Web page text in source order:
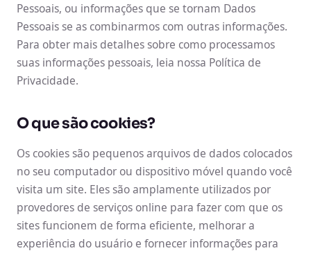
Pessoais, ou informações que se tornam Dados
Pessoais se as combinarmos com outras informações.
Para obter mais detalhes sobre como processamos
suas informações pessoais, leia nossa Política de
Privacidade.
O que são cookies?
Os cookies são pequenos arquivos de dados colocados
no seu computador ou dispositivo móvel quando você
visita um site. Eles são amplamente utilizados por
provedores de serviços online para fazer com que os
sites funcionem de forma eficiente, melhorar a
experiência do usuário e fornecer informações para